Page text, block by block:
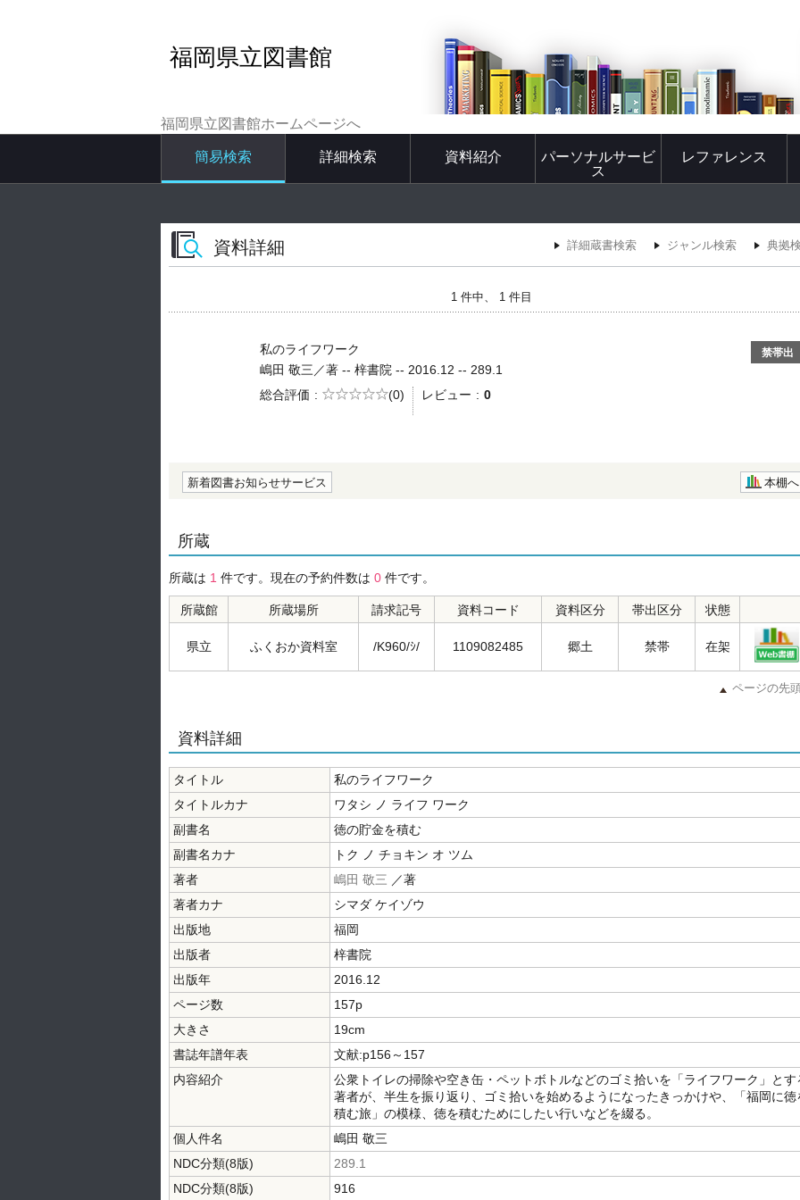
福岡県立図書館
福岡県立図書館ホームページへ
簡易検索 詳細検索 資料紹介
パーソナルサービ
ス
レファレンス
資料詳細 詳細蔵書検索 ジャンル検索 典拠
1 件中、 1 件目
私のライフワーク 禁帯出
嶋田 敬三／著 -- 梓書院 -- 2016.12 -- 289.1
総合評価
5段階評価
(0) レビュー 0
新着図書お知らせサービス 本棚へ
所蔵
所蔵は 1 件です。現在の予約件数は 0 件です。
所蔵館 所蔵場所 請求記号 資料コード 資料区分 帯出区分 状態
県立 ふくおか資料室 /K960/ｼ/ 1109082485 郷土 禁帯 在架
ページの先
資料詳細
タイトル
私のライフワーク
タイトルカナ
ワタシ ノ ライフ ワーク
副書名
徳の貯金を積む
副書名カナ
トク ノ チョキン オ ツム
著者
嶋田 敬三 ／著
著者カナ
シマダ ケイゾウ
出版地
福岡
出版者
梓書院
出版年
2016.12
ページ数
157p
大きさ
19cm
書誌年譜年表
文献:p156～157
内容紹介
公衆トイレの掃除や空き缶・ペットボトルなどのゴミ拾いを「ライフワーク」とす
著者が、半生を振り返り、ゴミ拾いを始めるようになったきっかけや、「福岡に徳
積む旅」の模様、徳を積むためにしたい行いなどを綴る。
個人件名
嶋田 敬三
NDC分類(8版)
289.1
NDC分類(8版)
916